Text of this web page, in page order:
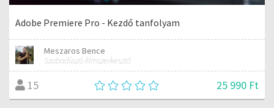
Adobe Premiere Pro - Kezdő tanfolyam
Meszaros Bence
Szabadúszó filmszerkesztő
15 25 990 Ft